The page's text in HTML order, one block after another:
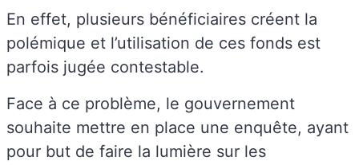
En effet, plusieurs bénéficiaires créent la
polémique et l’utilisation de ces fonds est
parfois jugée contestable.
Face à ce problème, le gouvernement
souhaite mettre en place une enquête, ayant
pour but de faire la lumière sur les